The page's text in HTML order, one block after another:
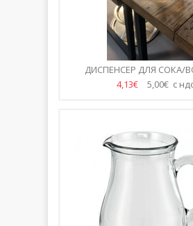
ДИСПЕНСЕР ДЛЯ СОКА/
4,13€
5,00€ с